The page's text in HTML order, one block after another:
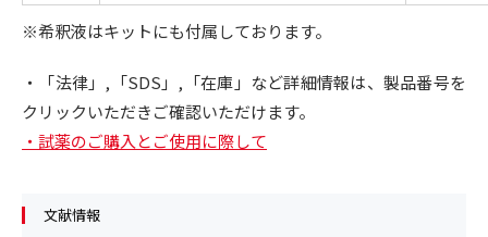
※希釈液はキットにも付属しております。
・「法律」,「SDS」,「在庫」など詳細情報は、製品番号を
クリックいただきご確認いただけます。
・試薬のご購入とご使用に際して
文献情報